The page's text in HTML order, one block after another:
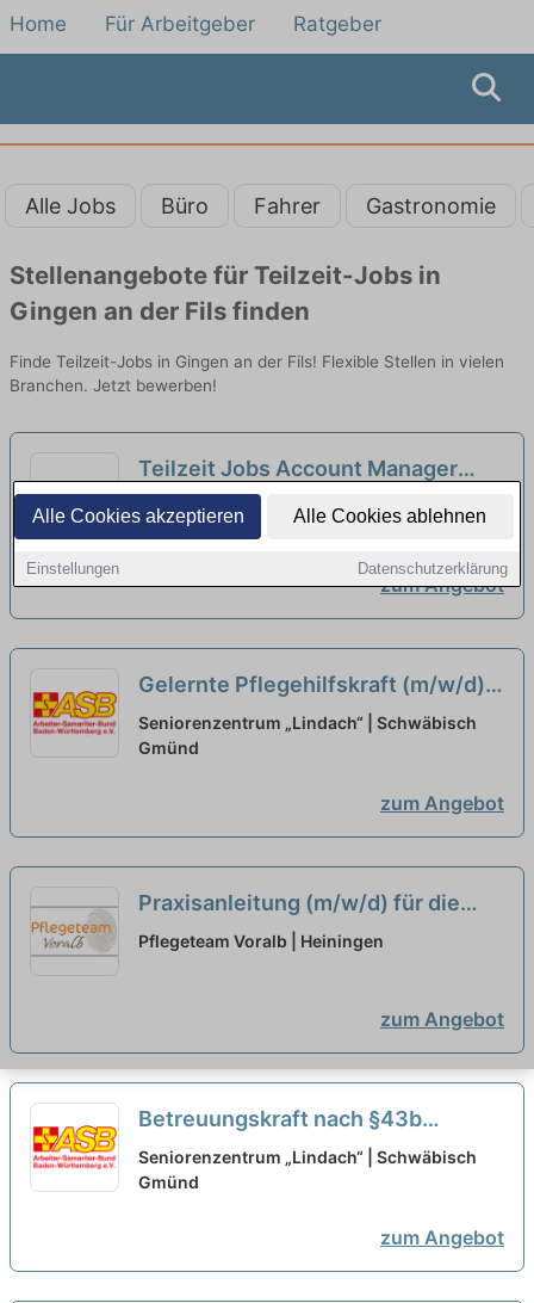
Alle Cookies akzeptieren Alle Cookies ablehnen
Einstellungen Datenschutzerklärung
Home Für Arbeitgeber Ratgeber
Alle Jobs Büro Fahrer Gastronomie
Stellenangebote für Teilzeit-Jobs in
Gingen an der Fils finden
Finde Teilzeit-Jobs in Gingen an der Fils! Flexible Stellen in vielen
Branchen. Jetzt bewerben!
Teilzeit Jobs Account Manager
Beimerstetten - Teilzeitangebote
entdecken neu
Universität Ulm Rektoramt SR-1 | Ulm
zum Angebot
Gelernte Pflegehilfskraft (m/w/d)
in Teilzeit (max. 60-80%) - Wir
freuen uns auf Sie!
Seniorenzentrum „Lindach“ | Schwäbisch
Gmünd
zum Angebot
Praxisanleitung (m/w/d) für die
ambulante Pflege in Teilzeit - Ein
Pflegeteam Voralb | Heiningen
zum Angebot
Betreuungskraft nach §43b
(m/w/d) in Teilzeit (max. 50%) - Wir
freuen uns auf Sie!
Seniorenzentrum „Lindach“ | Schwäbisch
Gmünd
zum Angebot